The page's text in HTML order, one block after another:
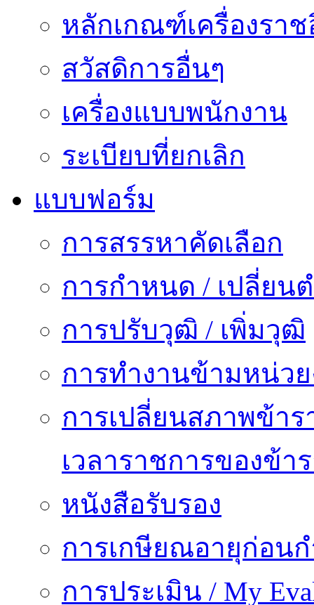
หลักเกณฑ์เครื่องรา
สวัสดิการอื่นๆ
เครื่องแบบพนักงาน
ระเบียบที่ยกเลิก
แบบฟอร์ม
การสรรหาคัดเลือก
การกำหนด / เปลี่ยน
การปรับวุฒิ / เพิ่มวุฒิ
การทำงานข้ามหน่ว
การเปลี่ยนสภาพข้า
เวลาราชการของข้า
หนังสือรับรอง
การเกษียณอายุก่อน
การประเมิน / My